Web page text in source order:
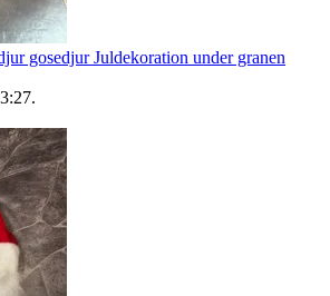
gosedjur Juldekoration under granen
.